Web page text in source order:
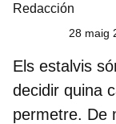
Redacción
28 maig
Els estalvis
decidir quina
permetre. De